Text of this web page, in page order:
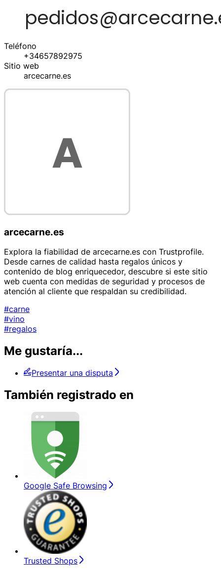
Teléfono
+34657892975
Sitio web
arcecarne.es
arcecarne.es
Explora la fiabilidad de arcecarne.es con Trustprofile.
Desde carnes de calidad hasta regalos únicos y
contenido de blog enriquecedor, descubre si este sitio
web cuenta con medidas de seguridad y procesos de
atención al cliente que respaldan su credibilidad.
#carne
#vino
#regalos
Me gustaría...
Presentar una disputa
También registrado en
Google Safe Browsing
Trusted Shops